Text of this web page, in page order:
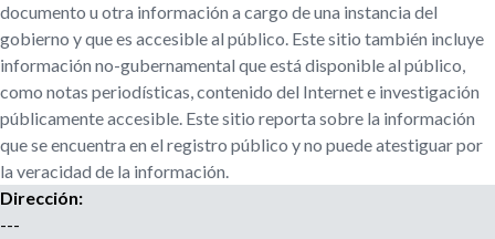
q
u
e
d
d
o
r
o
e
n
c
documento u otra información a cargo de una instancia del
gobierno y que es accesible al público. Este sitio también incluye
información no-gubernamental que está disponible al público,
como notas periodísticas, contenido del Internet e investigación
públicamente accesible. Este sitio reporta sobre la información
que se encuentra en el registro público y no puede atestiguar por
la veracidad de la información.
Dirección:
---